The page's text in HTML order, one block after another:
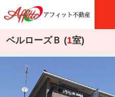
ベルローズＢ (1室)